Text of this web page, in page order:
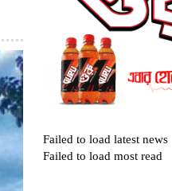
Failed to load latest news
Failed to load most read